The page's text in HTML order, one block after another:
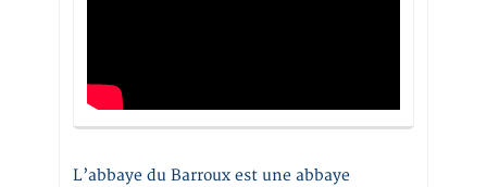
L’abbaye du Barroux est une abbaye